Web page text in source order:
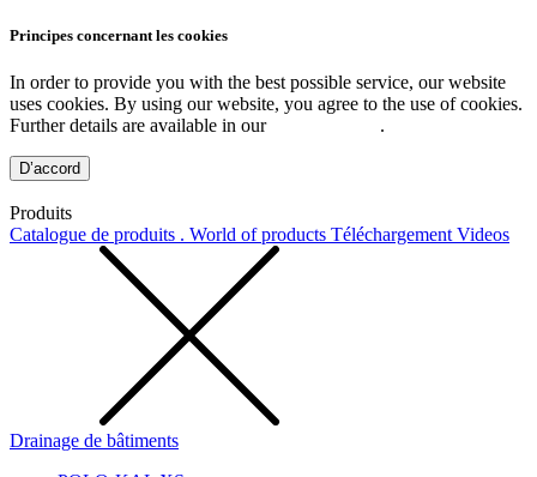
Principes concernant les cookies
In order to provide you with the best possible service, our website
uses cookies. By using our website, you agree to the use of cookies.
Further details are available in our
.
D’accord
Produits
Catalogue de produits . World of products Téléchargement Videos
Drainage de bâtiments